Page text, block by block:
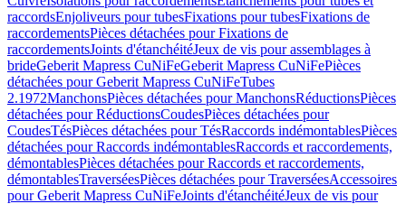
raccordsEnjoliveurs pour tubesFixations pour tubesFixations de
raccordementsPièces détachées pour Fixations de
raccordementsJoints d'étanchéitéJeux de vis pour assemblages à
brideGeberit Mapress CuNiFeGeberit Mapress CuNiFePièces
détachées pour Geberit Mapress CuNiFeTubes
2.1972ManchonsPièces détachées pour ManchonsRéductionsPièces
détachées pour RéductionsCoudesPièces détachées pour
CoudesTésPièces détachées pour TésRaccords indémontablesPièces
détachées pour Raccords indémontablesRaccords et raccordements,
démontablesPièces détachées pour Raccords et raccordements,
démontablesTraverséesPièces détachées pour TraverséesAccessoires
pour Geberit Mapress CuNiFeJoints d'étanchéitéJeux de vis pour